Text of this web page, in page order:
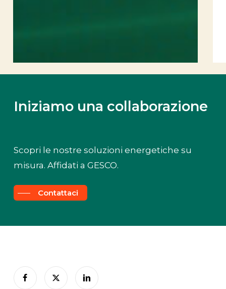
Iniziamo una collaborazione
Scopri le nostre soluzioni energetiche su
misura. Affidati a GESCO.
Contattaci